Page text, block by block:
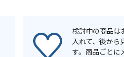
検討中の商品は
入れて、後から
す。商品ごとに